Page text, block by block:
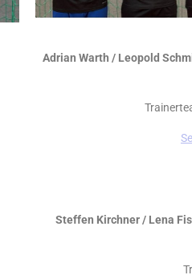
Adrian Warth / Leopold
Steffen Kirchner / Lena